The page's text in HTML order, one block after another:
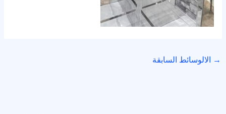
→ الالوسائط السابقة